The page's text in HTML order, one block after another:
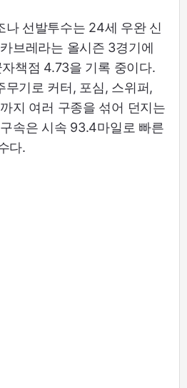
나 선발투수는 24세 우완 신
브레라는 올시즌 3경기에
책점 4.73을 기록 중이다.
무기로 커터, 포심, 스위퍼,
지 여러 구종을 섞어 던지는
속은 시속 93.4마일로 빠른
다.